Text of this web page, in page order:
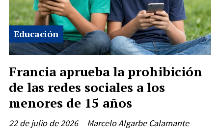
Francia aprueba la prohibición
de las redes sociales a los
menores de 15 años
Marcelo Algarbe Calamante
Educación
22 de julio de 2026